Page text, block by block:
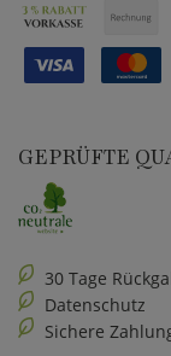
GEPRÜFTE
30 Tage
Datenschutz
Sichere